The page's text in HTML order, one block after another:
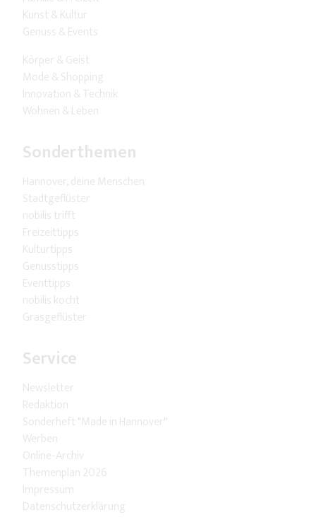
Kunst & Kultur
Genuss & Events
Körper & Geist
Mode & Shopping
Innovation & Technik
Wohnen & Leben
Sonderthemen
Hannover, deine Menschen
Stadtgeflüster
nobilis trifft
Freizeittipps
Kulturtipps
Genusstipps
Eventtipps
nobilis kocht
Grasgeflüster
Service
Newsletter
Redaktion
Sonderheft "Made in Hannover"
Werben
Online-Archiv
Themenplan 2026
Impressum
Datenschutzerklärung